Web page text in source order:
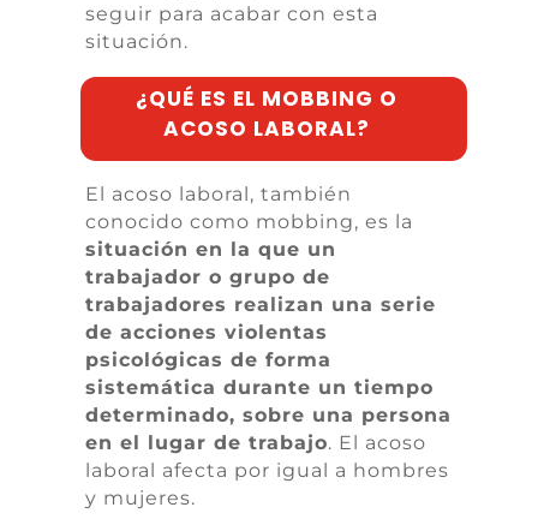
seguir para acabar con esta
situación.
¿QUÉ ES EL MOBBING O
ACOSO LABORAL?
El acoso laboral, también
conocido como mobbing, es la
situación en la que un
trabajador o grupo de
trabajadores realizan una serie
de acciones violentas
psicológicas de forma
sistemática durante un tiempo
determinado, sobre una persona
en el lugar de trabajo. El acoso
laboral afecta por igual a hombres
y mujeres.